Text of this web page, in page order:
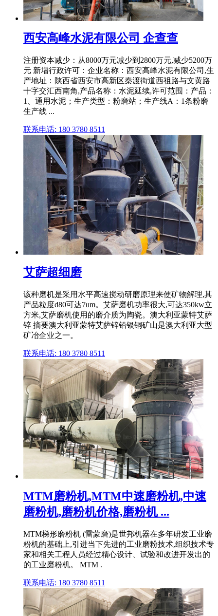
西安高峰水泥有限公司 企查查
注册资本减少：从8000万元减少到2800万元,减少5200万
元 新增行政许可：企业名称：西安高峰水泥有限公司,生
产地址：陕西省西安市高新区秦渡街道西祖路与文黄路
十字交汇西南角,产品名称：水泥延续,许可范围：产品：
1、通用水泥；生产类型：粉磨站；生产线A：1条粉磨
生产线 ...
联系电话: 180 3780 8511
艾萨超细磨
该种磨机是采用水平高速搅动研磨原理来使矿物解理,其
产品粒度d80可达7um。艾萨磨机功率很大,可达350kw立
方米,艾萨磨机使用的磨介质为陶瓷。澳大利亚蒙特艾萨
锌 摘要澳大利亚蒙特艾萨锌铅银铜矿山是澳大利亚大型
矿冶企业之一。
联系电话: 180 3780 8511
MTM磨粉机,MTM中速磨粉机,中速
磨粉机,磨粉机价格,磨粉机 ...
MTM梯形磨粉机 (雷蒙磨)是世邦机器在多年研发工业磨
粉机的基础上,引进当下先进的工业磨粉技术,组织技术专
家和相关工程人员经过精心设计、试验和改进开发出的
的工业磨粉机。 MTM .
联系电话: 180 3780 8511